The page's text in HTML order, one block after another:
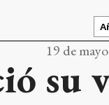
19 de
su